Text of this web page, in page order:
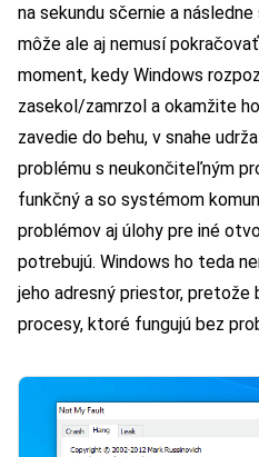
na sekundu sčernie a
môže ale aj nemusí
moment, kedy Windows
zasekol/zamrzol a okamžite
zavedie do behu, v snahe
problému s neukončiteľným
funkčný a so systémom
problémov aj úlohy pre iné
potrebujú. Windows ho teda
jeho adresný priestor, pretože
procesy, ktoré fungujú bez